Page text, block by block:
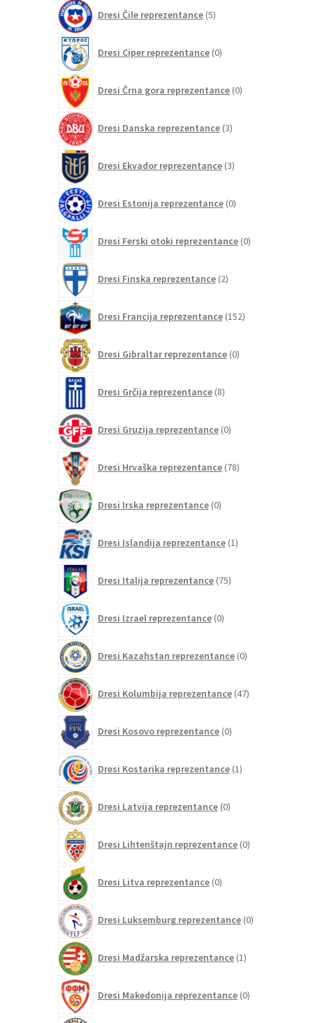
Dresi Čile reprezentance 5izdelkov
Dresi Ciper reprezentance 0izdelkov
Dresi Črna gora reprezentance 0izdelkov
Dresi Danska reprezentance 3izdelki
Dresi Ekvador reprezentance 3izdelki
Dresi Estonija reprezentance 0izdelkov
Dresi Ferski otoki reprezentance 0izdelkov
Dresi Finska reprezentance 2izdelka
Dresi Francija reprezentance 152izdelkov
Dresi Gibraltar reprezentance 0izdelkov
Dresi Grčija reprezentance 8izdelkov
Dresi Gruzija reprezentance 0izdelkov
Dresi Hrvaška reprezentance 78izdelkov
Dresi Irska reprezentance 0izdelkov
Dresi Islandija reprezentance 1izdelek
Dresi Italija reprezentance 75izdelkov
Dresi Izrael reprezentance 0izdelkov
Dresi Kazahstan reprezentance 0izdelkov
Dresi Kolumbija reprezentance 47izdelkov
Dresi Kosovo reprezentance 0izdelkov
Dresi Kostarika reprezentance 1izdelek
Dresi Latvija reprezentance 0izdelkov
Dresi Lihtenštajn reprezentance 0izdelkov
Dresi Litva reprezentance 0izdelkov
Dresi Luksemburg reprezentance 0izdelkov
Dresi Madžarska reprezentance 1izdelek
Dresi Makedonija reprezentance 0izdelkov